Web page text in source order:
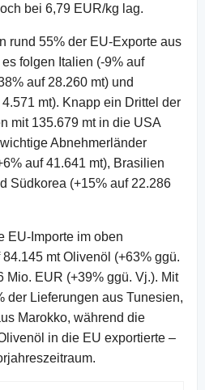
bei 6,79 EUR/kg lag.
rund 55% der EU-Exporte aus
folgen Italien (-9% auf
auf 28.260 mt) und
mt). Knapp ein Drittel der
mit 135.679 mt in die USA
Abnehmerländer
auf 41.641 mt), Brasilien
Südkorea (+15% auf 22.286
EU-Importe im oben
mt Olivenöl (+63% ggü.
Mio. EUR (+39% ggü. Vj.). Mit
der Lieferungen aus Tunesien,
Marokko, während die
in die EU exportierte –